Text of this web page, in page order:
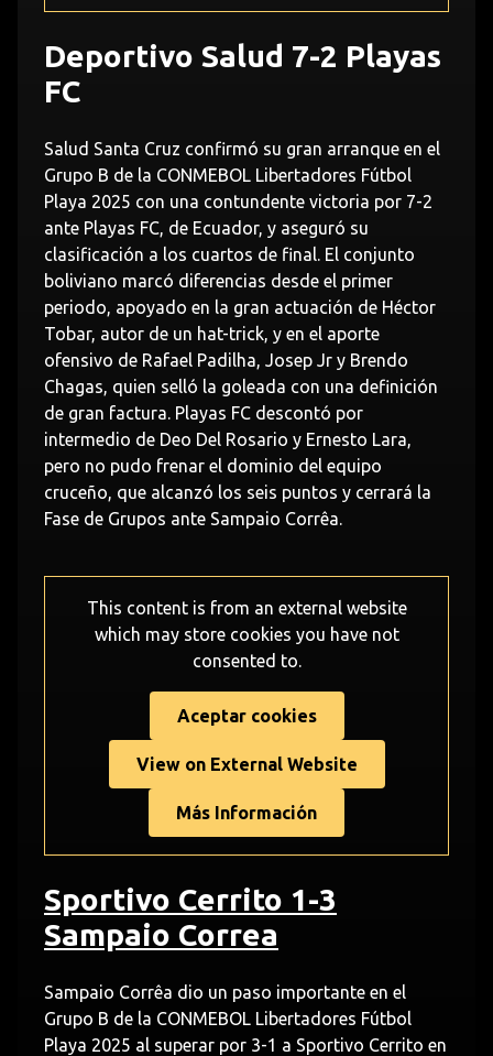
Deportivo Salud 7-2 Playas
FC
Salud Santa Cruz confirmó su gran arranque en el
Grupo B de la CONMEBOL Libertadores Fútbol
Playa 2025 con una contundente victoria por 7-2
ante Playas FC, de Ecuador, y aseguró su
clasificación a los cuartos de final. El conjunto
boliviano marcó diferencias desde el primer
periodo, apoyado en la gran actuación de Héctor
Tobar, autor de un hat-trick, y en el aporte
ofensivo de Rafael Padilha, Josep Jr y Brendo
Chagas, quien selló la goleada con una definición
de gran factura. Playas FC descontó por
intermedio de Deo Del Rosario y Ernesto Lara,
pero no pudo frenar el dominio del equipo
cruceño, que alcanzó los seis puntos y cerrará la
Fase de Grupos ante Sampaio Corrêa.
This content is from an external website
which may store cookies you have not
consented to.
Aceptar cookies
View on External Website
Más Información
Sportivo Cerrito 1-3
Sampaio Correa
Sampaio Corrêa dio un paso importante en el
Grupo B de la CONMEBOL Libertadores Fútbol
Playa 2025 al superar por 3-1 a Sportivo Cerrito en